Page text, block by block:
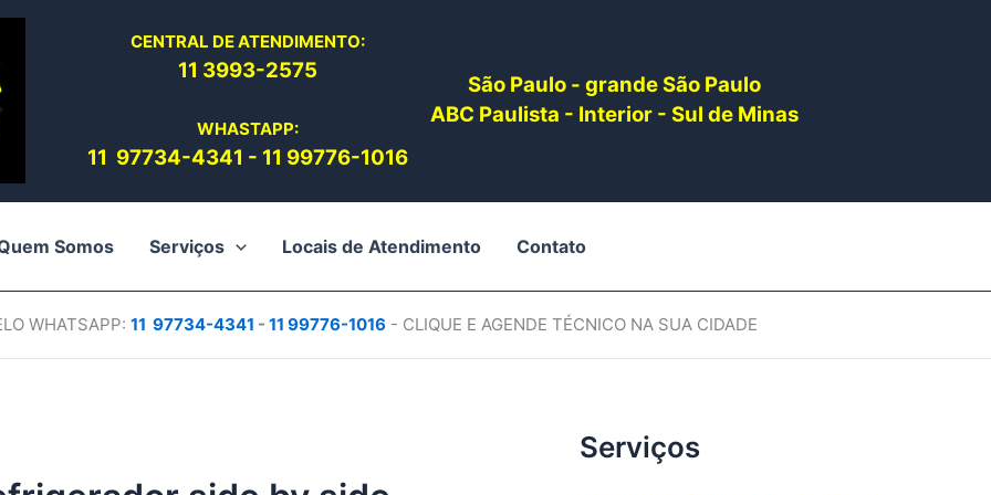
CENTRAL DE ATENDIMENTO:
11 3993-2575
WHASTAPP:
11 97734-4341 - 11 99776-1016
São Paulo - grande São Paulo
ABC Paulista - Interior - Sul de Minas
Somos Serviços Locais de Atendimento Contato
WHATSAPP: 11 97734-4341 - 11 99776-1016 - CLIQUE E AGENDE TÉCNICO NA SUA CIDADE
Serviços